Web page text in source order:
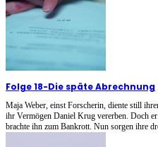
Folge 18-Die späte Abrechnung
Maja Weber, einst Forscherin, diente still
ihr Vermögen Daniel Krug vererben. Doch
brachte ihn zum Bankrott. Nun sorgen ihre